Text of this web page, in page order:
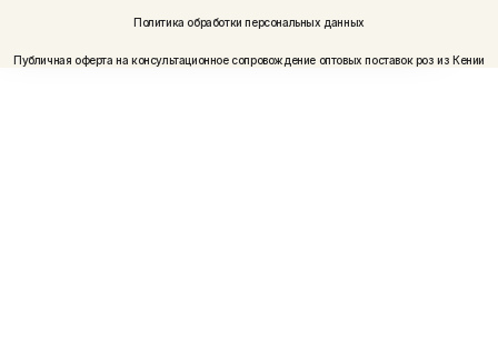
Политика обработки персональных данных
Публичная оферта на консультационное сопровождение оптовых поставок роз из Кении